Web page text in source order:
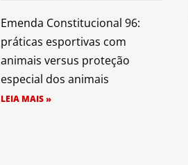
Emenda Constitucional 96:
práticas esportivas com
animais versus proteção
especial dos animais
LEIA MAIS »